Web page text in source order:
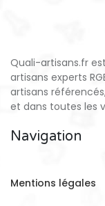
Quali-artisans.fr
artisans experts
artisans
et dans toutes les
Navigation
Mentions légales